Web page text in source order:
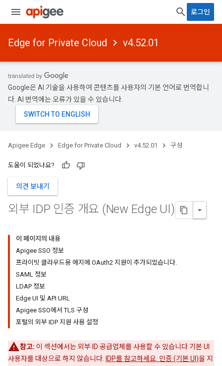
로그인
Edge for Private Cloud v4.52.01
Google은 AI 기술을 사용하여 콘텐츠를 사용자의 기본 언어로 번역합니
다. AI 번역에는 오류가 있을 수 있습니다.
Apigee Edge Edge for Private Cloud v4.52.01 구성
도움이 되었나요?
의견 보내기
외부 IDP 인증 개요 (New Edge UI)
이 페이지의 내용
Apigee SSO 정보
프라이빗 클라우드용 에지에 OAuth2 지원이 추가되었습니다.
SAML 정보
LDAP 정보
Edge UI 및 API URL
Apigee SSO에서 TLS 구성
포털의 외부 IDP 지원 사용 설정
참고: 이 섹션에서는 외부 ID 공급업체를 사용할 수 있습니다 기본 UI
사용자를 대상으로 하지 않습니다.
IDP를 참고하세요. 인증 (기본 UI)을 지